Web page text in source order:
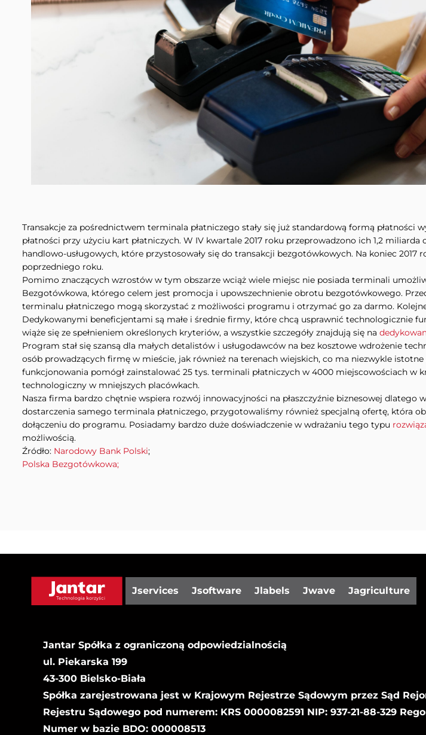
Transakcje za pośrednictwem terminala płatniczego stały się już standardową formą
płatności przy użyciu kart płatniczych. W IV kwartale 2017 roku przeprowadzono ich 1,2
handlowo-usługowych, które przystosowały się do transakcji bezgotówkowych. Na koniec
poprzedniego roku.
Pomimo znaczących wzrostów w tym obszarze wciąż wiele miejsc nie posiada terminali
Bezgotówkowa, którego celem jest promocja i upowszechnienie obrotu bezgotówkowego.
terminalu płatniczego mogą skorzystać z możliwości programu i otrzymać go za darmo.
Dedykowanymi beneficjentami są małe i średnie firmy, które chcą usprawnić technologicznie
wiąże się ze spełnieniem określonych kryteriów, a wszystkie szczegóły znajdują się na
Program stał się szansą dla małych detalistów i usługodawców na bez kosztowe wdrożenie
osób prowadzących firmę w mieście, jak również na terenach wiejskich, co ma niezwykle
funkcjonowania pomógł zainstalować 25 tys. terminali płatniczych w 4000 miejscowościach w
technologiczny w mniejszych placówkach.
Nasza firma bardzo chętnie wspiera rozwój innowacyjności na płaszczyźnie biznesowej
dostarczenia samego terminala płatniczego, przygotowaliśmy również specjalną ofertę, która
dołączeniu do programu. Posiadamy bardzo duże doświadczenie w wdrażaniu tego typu
możliwością.
Źródło: Narodowy Bank Polski;
Polska Bezgotówkowa;
Jservices Jsoftware Jlabels Jwave Jagriculture
Jantar Spółka z ograniczoną odpowiedzialnością
ul. Piekarska 199
43-300 Bielsko-Biała
Spółka zarejestrowana jest w Krajowym Rejestrze Sądowym przez Sąd
Rejestru Sądowego pod numerem: KRS 0000082591 NIP: 937-21-88-329
Numer w bazie BDO: 000008513